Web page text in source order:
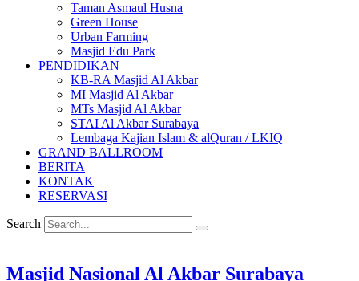
Taman Asmaul Husna
Green House
Urban Farming
Masjid Edu Park
PENDIDIKAN
KB-RA Masjid Al Akbar
MI Masjid Al Akbar
MTs Masjid Al Akbar
STAI Al Akbar Surabaya
Lembaga Kajian Islam & alQuran / LKIQ
GRAND BALLROOM
BERITA
KONTAK
RESERVASI
Search
Masjid Nasional Al Akbar Surabaya